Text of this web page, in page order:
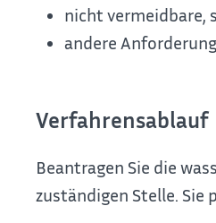
nicht vermeidbare,
andere
Verfahrensablauf
Beantragen Sie die
zuständigen Stelle. Sie